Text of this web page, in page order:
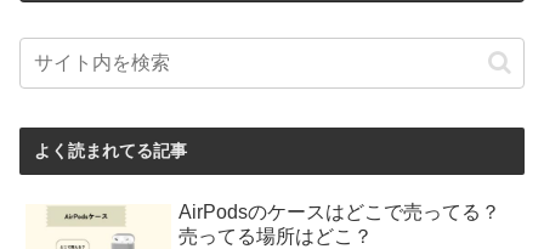
よく読まれてる記事
AirPodsのケースはどこで売ってる？
売ってる場所はどこ？